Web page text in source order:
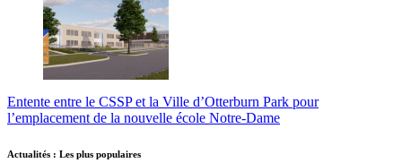
Entente entre le CSSP et la Ville d’Otterburn Park pour
l’emplacement de la nouvelle école Notre-Dame
Actualités : Les plus populaires